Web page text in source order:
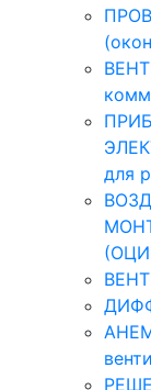
для